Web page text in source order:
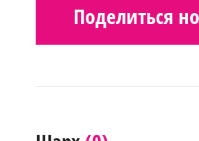
Поделиться